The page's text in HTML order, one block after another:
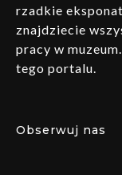
rzadkie
znajdziecie
pracy w
tego portalu.
Obserwuj nas